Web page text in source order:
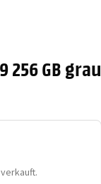
256 GB grau